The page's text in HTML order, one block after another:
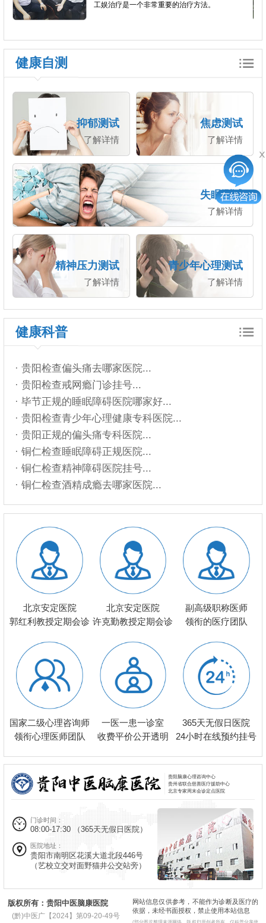
工娱治疗是一个非常重要的治疗方法。
健康自测
抑郁测试
了解详情
焦虑测试
了解详情
失眠测试
了解详情
精神压力测试
了解详情
青少年心理测试
了解详情
健康科普
· 贵阳检查偏头痛去哪家医院...
· 贵阳检查戒网瘾门诊挂号...
· 毕节正规的睡眠障碍医院哪家好...
· 贵阳检查青少年心理健康专科医院...
· 贵阳正规的偏头痛专科医院...
· 铜仁检查睡眠障碍正规医院...
· 铜仁检查精神障碍医院挂号...
· 铜仁检查酒精成瘾去哪家医院...
北京安定医院
郭红利教授定期会诊
北京安定医院
许克勤教授定期会诊
副高级职称医师
领衔的医疗团队
国家二级心理咨询师
领衔心理医师团队
一医一患一诊室
收费平价公开透明
365天无假日医院
24小时在线预约挂号
贵阳脑康心理咨询中心
贵州省联合慈善医疗援助中心
北京专家周末会诊定点医院
门诊时间：
08:00-17:30 （365天无假日医院）
医院地址：
贵阳市南明区花溪大道北段446号
（艺校立交对面野猫井公交站旁）
版权所有：贵阳中医脑康医院
(黔)中医广【2024】第09-20-49号
网站信息仅供参考，不能作为诊断及医疗的
依据，未经书面授权，禁止使用本站信息